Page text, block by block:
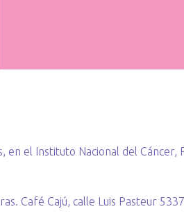
en el Instituto Nacional del
Café Cajú, calle Luis Pasteur